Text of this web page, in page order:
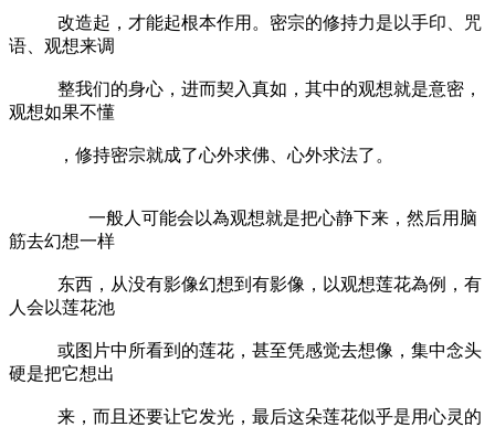
改造起，才能起根本作用。密宗的修持力是以手印、咒
语、观想来调
整我们的身心，进而契入真如，其中的观想就是意密，
观想如果不懂
，修持密宗就成了心外求佛、心外求法了。
一般人可能会以為观想就是把心静下来，然后用脑
筋去幻想一样
东西，从没有影像幻想到有影像，以观想莲花為例，有
人会以莲花池
或图片中所看到的莲花，甚至凭感觉去想像，集中念头
硬是把它想出
来，而且还要让它发光，最后这朵莲花似乎是用心灵的